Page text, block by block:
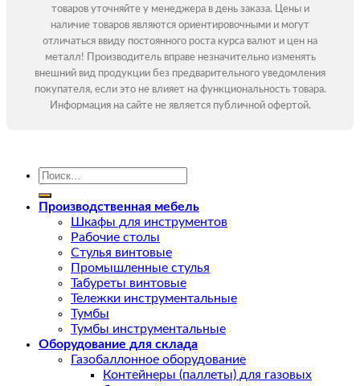
товаров уточняйте у менеджера в день заказа. Цены и
наличие товаров являются ориентировочными и могут
отличаться ввиду постоянного роста курса валют и цен на
металл! Производитель вправе незначительно изменять
внешний вид продукции без предварительного уведомления
покупателя, если это не влияет на функциональность товара.
Информация на сайте не является публичной офертой.
Искать:
Производственная мебель
Шкафы для инструментов
Рабочие столы
Стулья винтовые
Промышленные стулья
Табуреты винтовые
Тележки инструментальные
Тумбы
Тумбы инструментальные
Оборудование для склада
Газобаллонное оборудование
Контейнеры (паллеты) для газовых